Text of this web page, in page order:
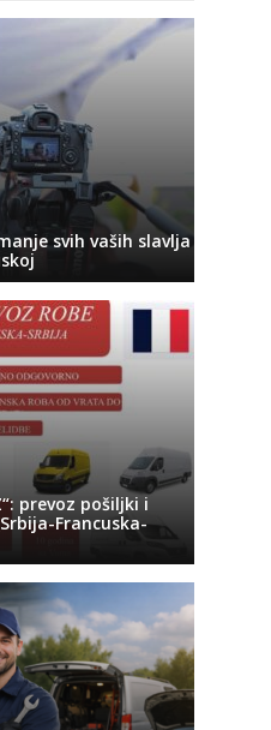
svih vaših slavlja
prevoz pošiljki i
Francuska-